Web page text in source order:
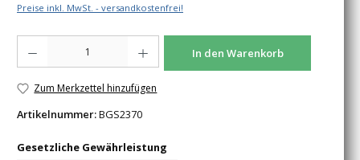
Preise inkl. MwSt. - versandkostenfrei!
In den Warenkorb
Zum Merkzettel hinzufügen
Artikelnummer:BGS2370
Gesetzliche Gewährleistung